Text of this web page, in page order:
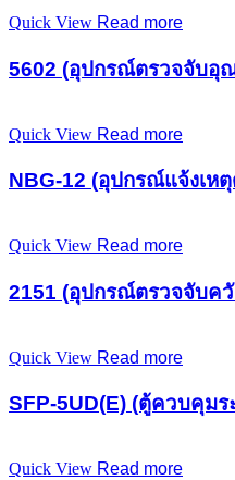
Quick View Read more
5602 (อุปกรณ์ตรวจจับอุ
Quick View Read more
NBG-12 (อุปกรณ์แจ้งเห
Quick View Read more
2151 (อุปกรณ์ตรวจจับค
Quick View Read more
SFP-5UD(E) (ตู้ควบคุม
Quick View Read more